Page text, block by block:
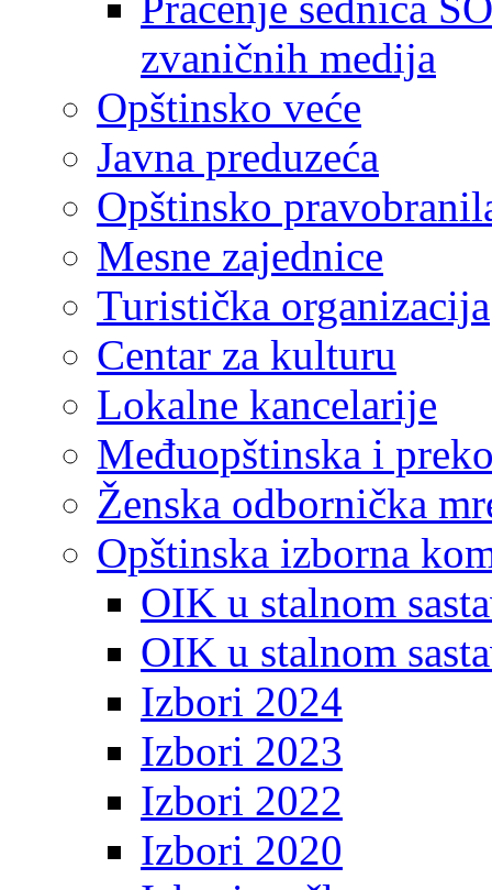
zvaničnih medija
Opštinsko veće
Javna preduzeća
Opštinsko
Mesne zajednice
Turistička organizacija
Centar za kulturu
Lokalne kancelarije
Međuopštinska i
Ženska odbornička
Opštinska izborna
OIK u stalnom
OIK u stalnom
Izbori 2024
Izbori 2023
Izbori 2022
Izbori 2020